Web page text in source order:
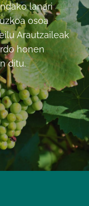
lanari
osoa
Arautzaileak
honen
ditu.